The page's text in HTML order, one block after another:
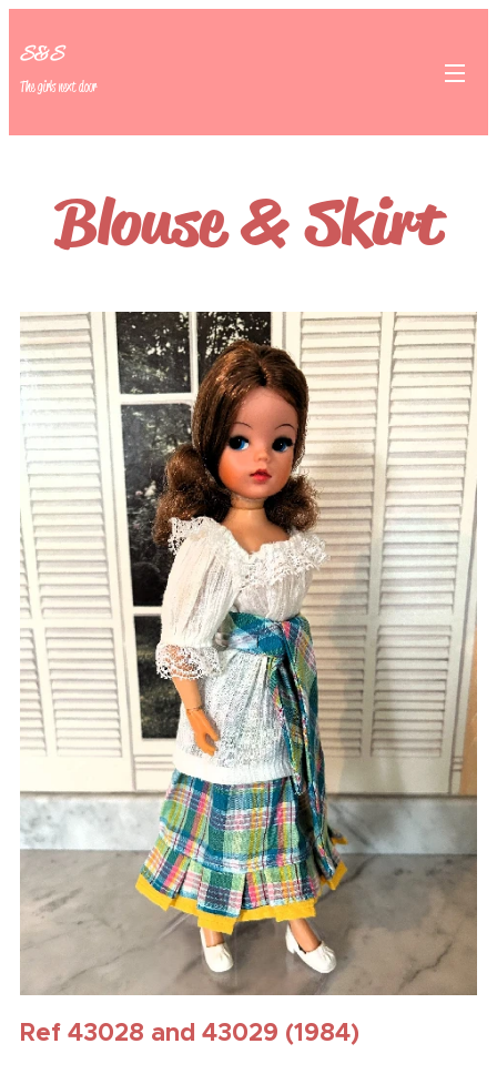
S&S
The girls next door
Blouse & Skirt
Ref 43028 and 43029 (1984)